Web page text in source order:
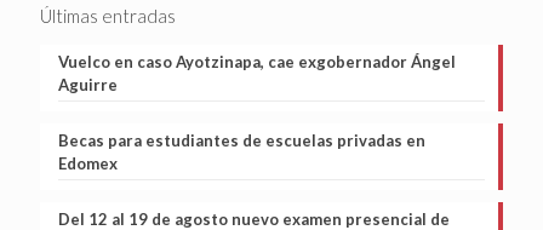
Últimas entradas
Vuelco en caso Ayotzinapa, cae exgobernador Ángel
Aguirre
Becas para estudiantes de escuelas privadas en
Edomex
Del 12 al 19 de agosto nuevo examen presencial de